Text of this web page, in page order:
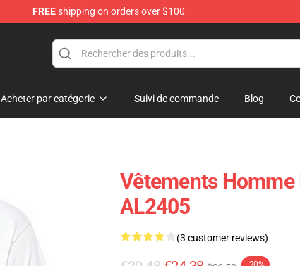
FREEshipping on orders over $100
Acheter par catégorie Suivi de commande Blog
Vêtements
AL2405
(3 customer reviews)